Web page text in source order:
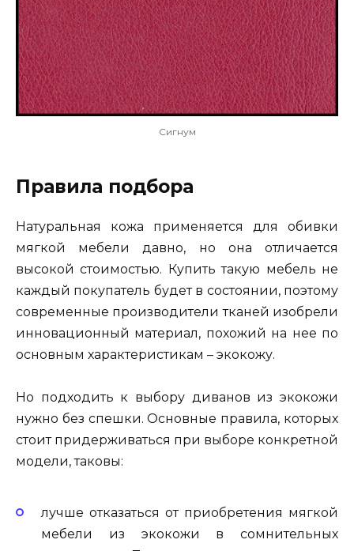
Сигнум
Правила подбора
Натуральная кожа применяется для обивки
мягкой мебели давно, но она отличается
высокой стоимостью. Купить такую мебель не
каждый покупатель будет в состоянии, поэтому
современные производители тканей изобрели
инновационный материал, похожий на нее по
основным характеристикам – экокожу.
Но подходить к выбору диванов из экокожи
нужно без спешки. Основные правила, которых
стоит придерживаться при выборе конкретной
модели, таковы:
лучше отказаться от приобретения мягкой
мебели из экокожи в сомнительных